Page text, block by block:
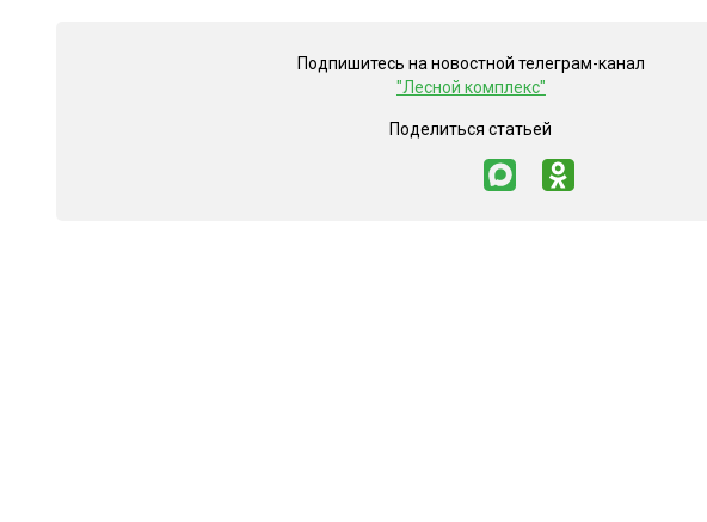
Подпишитесь на новостной телеграм-канал
"Лесной комплекс"
Поделиться статьей